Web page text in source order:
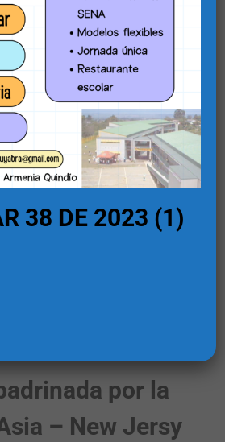
POR CADA
NOS BRINDAN.
por la
– New Jersy
38 DE 2023 (1)